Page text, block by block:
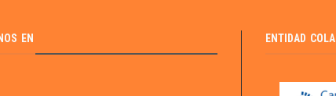
EN ENTIDAD